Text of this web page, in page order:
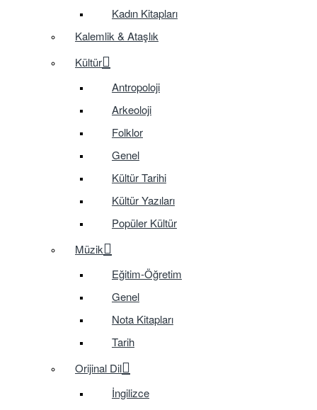
Kadın Kitapları
Kalemlik & Ataşlık
Kültür
Antropoloji
Arkeoloji
Folklor
Genel
Kültür Tarihi
Kültür Yazıları
Popüler Kültür
Müzik
Eğitim-Öğretim
Genel
Nota Kitapları
Tarih
Orijinal Dil
İngilizce